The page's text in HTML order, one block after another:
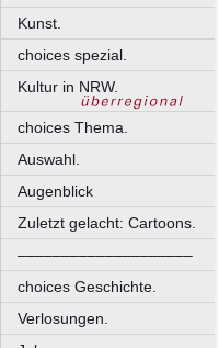
Kunst.
choices spezial.
Kultur in NRW.
choices Thema.
Auswahl.
Augenblick
Zuletzt gelacht: Cartoons.
––––––––––––––––––––
choices Geschichte.
Verlosungen.